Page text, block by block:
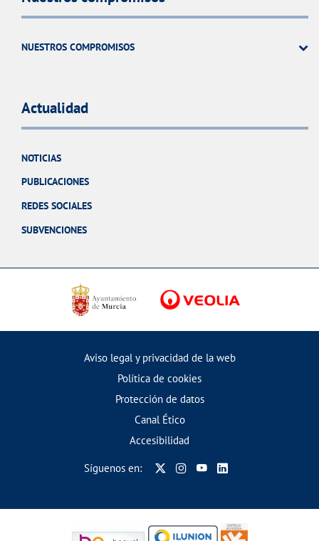
NUESTROS COMPROMISOS
Actualidad
NOTICIAS
PUBLICACIONES
REDES SOCIALES
SUBVENCIONES
Aviso legal y privacidad de la web
Política de cookies
Protección de datos
Canal Ético
Accesibilidad
Síguenos en: